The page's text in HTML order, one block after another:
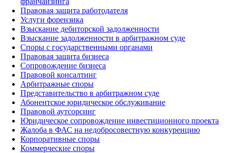
Правовая защита работодателя
Услуги форензика
Взыскание дебиторской задолженности
Взыскание задолженности в арбитражном суде
Споры с государственными органами
Правовая защита бизнеса
Сопровождение бизнеса
Правовой консалтинг
Арбитражные споры
Представительство в арбитражном суде
Абонентское юридическое обслуживание
Правовой аутсорсинг
Юридическое сопровождение инвестиционного проекта
Жалоба в ФАС на недобросовестную конкуренцию
Корпоративные споры
Коммерческие споры